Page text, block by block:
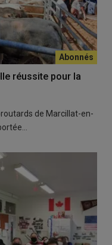
réussite pour la
de Marcillat-en-